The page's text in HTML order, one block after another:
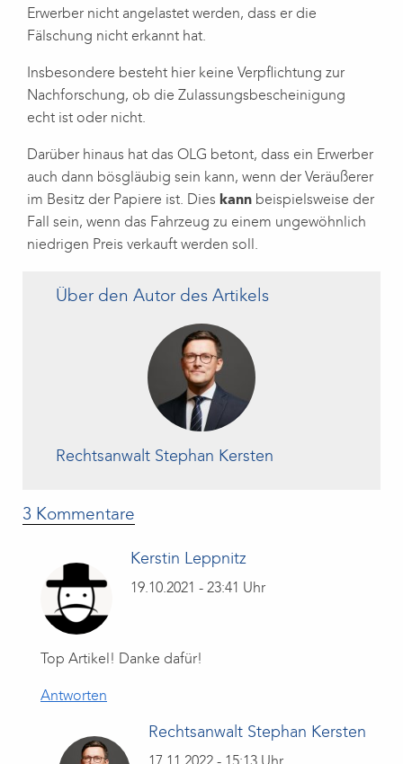
Erwerber nicht angelastet werden, dass er die
Fälschung nicht erkannt hat.
Insbesondere besteht hier keine Verpflichtung zur
Nachforschung, ob die Zulassungsbescheinigung
echt ist oder nicht.
Darüber hinaus hat das OLG betont, dass ein Erwerber
auch dann bösgläubig sein kann, wenn der Veräußerer
im Besitz der Papiere ist. Dies kann beispielsweise der
Fall sein, wenn das Fahrzeug zu einem ungewöhnlich
niedrigen Preis verkauft werden soll.
Über den Autor des Artikels
Rechtsanwalt Stephan Kersten
3 Kommentare
Kerstin Leppnitz
19.10.2021 - 23:41 Uhr
Top Artikel! Danke dafür!
Antworten
Rechtsanwalt Stephan Kersten